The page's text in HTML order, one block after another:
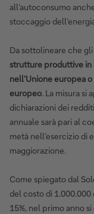
all’autoconsumo
stoccaggio
Da sottolineare che
strutture produttive in
nell’Unione europea
europeo. La misura si
dichiarazioni dei
annuale sarà pari al
metà nell’esercizio di
maggiorazione.
Come spiegato dal
del costo di
15%, nel primo anno